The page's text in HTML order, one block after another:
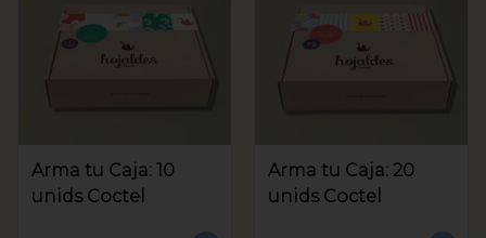
Arma tu Caja: 10
unids Coctel
Arma tu Caja: 20
unids Coctel